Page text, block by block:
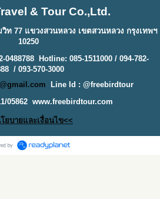
& Tour Co.,Ltd.
ท 77 แขวงสวนหลวง เขตสวนหลวง กรุงเทพฯ
10250
0488788 Hotline: 085-1511000 / 094-782-
/ 093-570-3000
Line Id : @freebirdtour
05862 www.freebirdtour.com
ยบายและเงื่อนไข<<